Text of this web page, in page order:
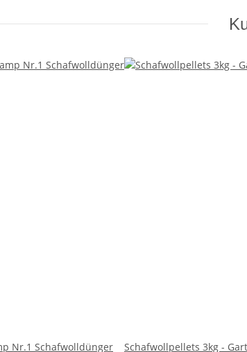
Nr.1 Schafwolldünger Schafwollpellets 3kg -